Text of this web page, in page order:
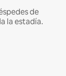
de
la estadía.